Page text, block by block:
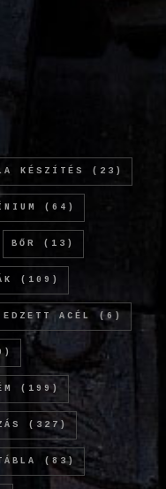
KÉSZÍTÉS (23)
(64)
BŐR (13)
(109)
EDZETT ACÉL (6)
(199)
(327)
(83)